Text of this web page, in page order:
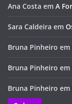
Ana Costa em A
Sara Caldeira em
Bruna Pinheiro em
Bruna Pinheiro em
Bruna Pinheiro em